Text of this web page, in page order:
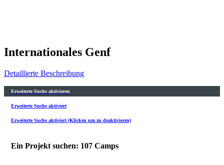
Internationales Genf
Detaillierte Beschreibung
Erweiterte Suche aktivieren
Erweiterte Suche aktiviert
Erweiterte Suche aktiviert (Klicken um zu deaktivieren)
Ein Projekt suchen: 107 Camps